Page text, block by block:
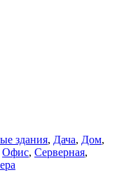
здания, Дача, Дом,
Офис, Серверная,